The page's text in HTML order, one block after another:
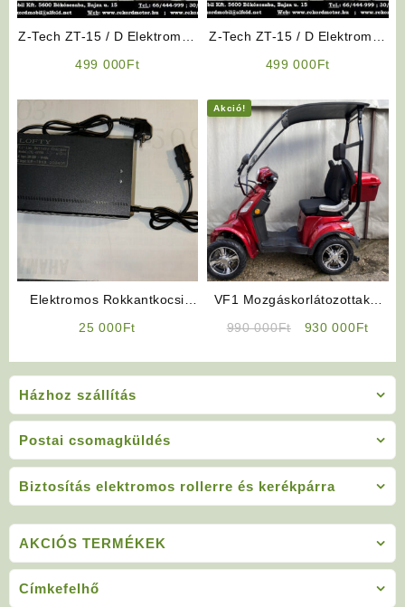
Házhoz szállítás
Postai csomagküldés
Biztosítás elektromos rollerre és kerékpárra
Z-Tech ZT-15 / D Elektromos
499 000Ft
Z-Tech ZT-15 / D Elektromos
499 000Ft
Elektromos Rokkantkocsi
25 000Ft
Akció!
VF1 Mozgáskorlátozottakat
990 000Ft
Original
was:
930 000Ft
is:
AKCIÓS TERMÉKEK
Címkefelhő